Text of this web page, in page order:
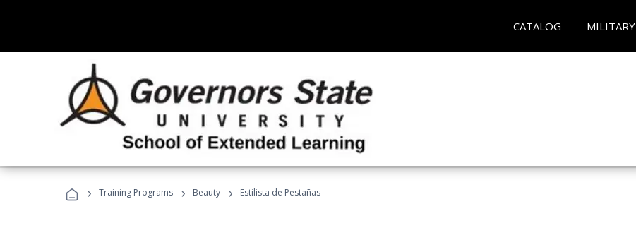
CATALOG MILITARY
› Training Programs › Beauty › Estilista de Pestañas